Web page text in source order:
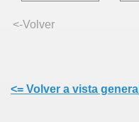
<-Volver
<= Volver a vista general